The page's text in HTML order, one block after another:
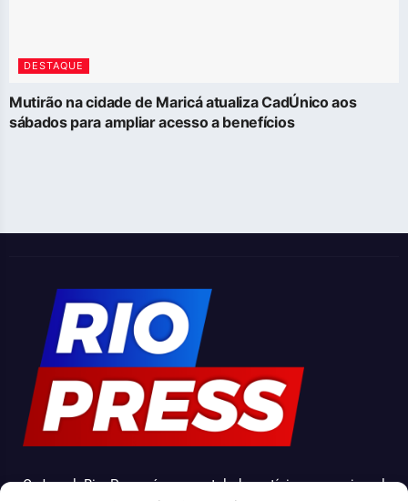
DESTAQUE
Mutirão na cidade de Maricá atualiza CadÚnico aos
sábados para ampliar acesso a benefícios
O Jornal Rio Press é um portal de notícias e um jornal